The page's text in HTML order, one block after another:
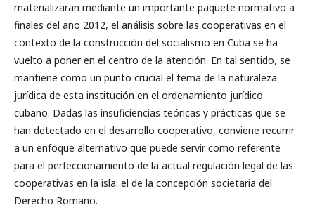
materializaran mediante un importante paquete normativo a
finales del año 2012, el análisis sobre las cooperativas en el
contexto de la construcción del socialismo en Cuba se ha
vuelto a poner en el centro de la atención. En tal sentido, se
mantiene como un punto crucial el tema de la naturaleza
jurídica de esta institución en el ordenamiento jurídico
cubano. Dadas las insuficiencias teóricas y prácticas que se
han detectado en el desarrollo cooperativo, conviene recurrir
a un enfoque alternativo que puede servir como referente
para el perfeccionamiento de la actual regulación legal de las
cooperativas en la isla: el de la concepción societaria del
Derecho Romano.